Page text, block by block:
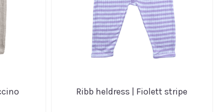
Ribb heldress | Fiolett stripe